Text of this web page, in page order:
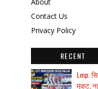
Contact Us
Privacy Policy
RECENT
Lmp.
मुकुट,